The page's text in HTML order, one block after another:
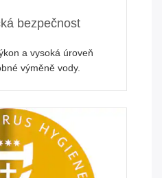
bezpečnost
a vysoká úroveň
výměně vody.